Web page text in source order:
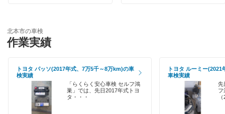
北葛飾郡
行田市
久喜市
ハイブリッド車OK
120分以内の車検
アーリー車検
元気車検
車検のコバック
GTNET×カフェ車検
北本市の車検
作業実績
トヨタ パッソ(2017年式、7万5千～8万km)の車
検実績
「らくらく安心車検 セルフ鴻
巣」では、先日2017年式トヨ
タ・・・
トヨタ ルーミー
車検実績
先
フ